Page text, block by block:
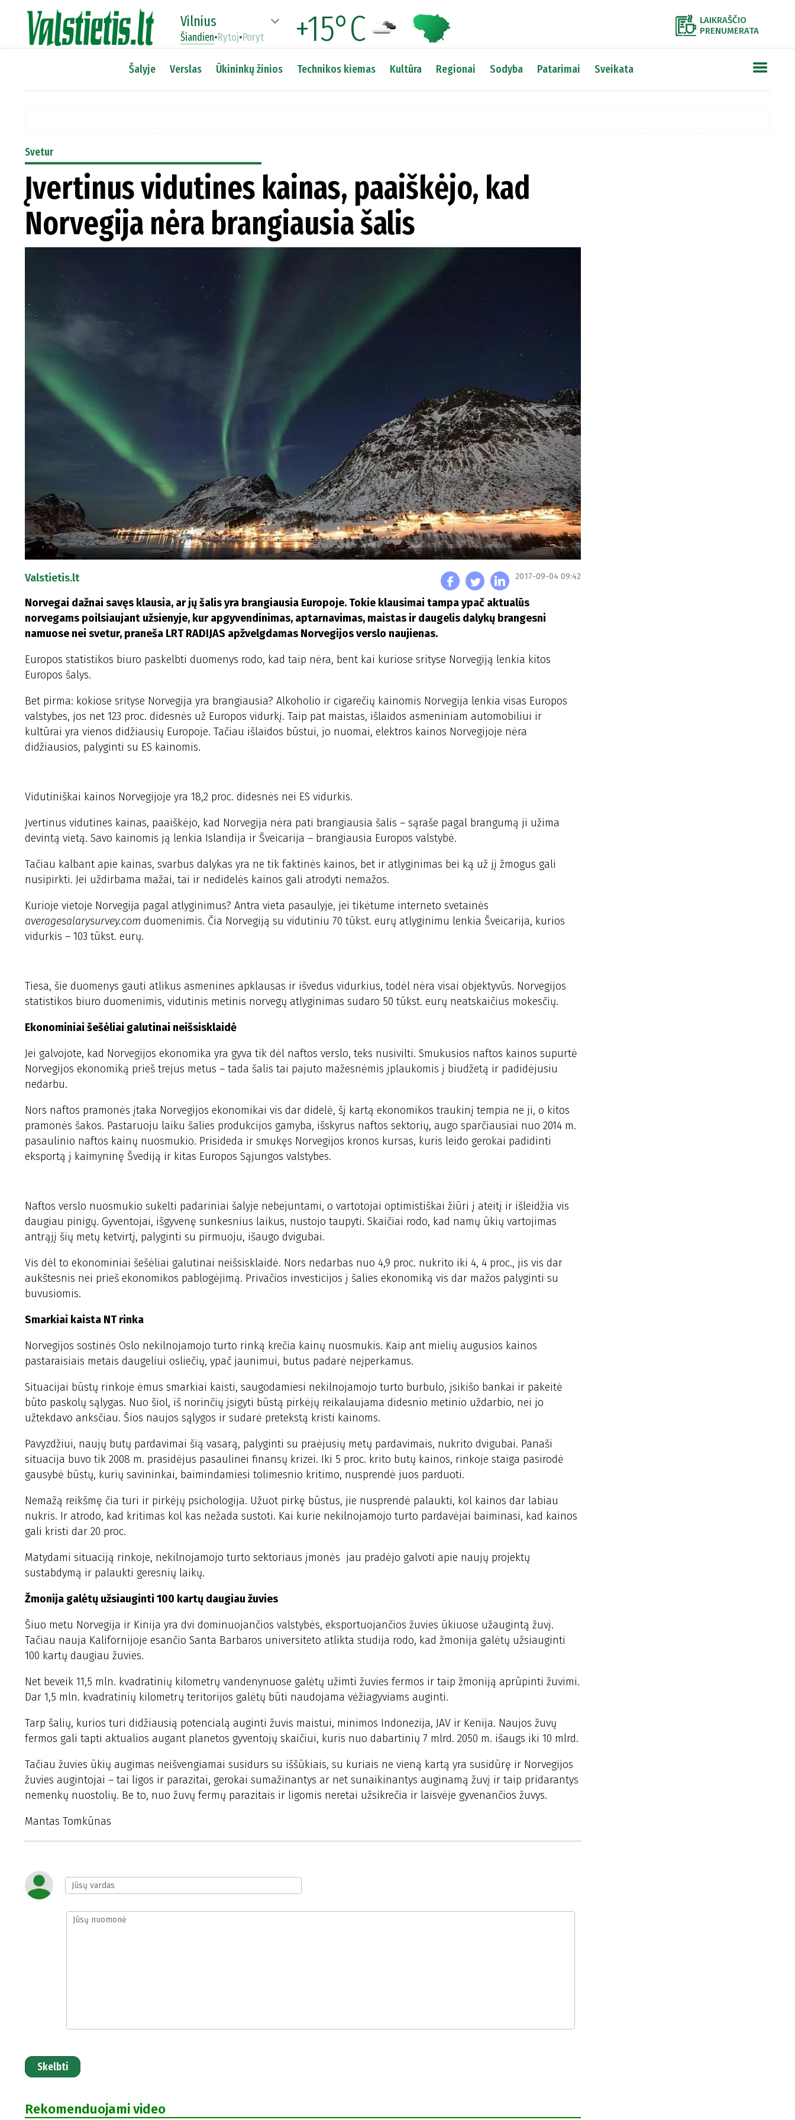
Vilnius +15°C
Šiandien•Rytoj•Poryt
LAIKRAŠČIO
PRENUMERATA
Šalyje Verslas Ūkininkų žinios Technikos kiemas Kultūra Regionai Sodyba Patarimai Sveikata
Svetur
Įvertinus vidutines kainas, paaiškėjo, kad
Norvegija nėra brangiausia šalis
Valstietis.lt 2017-09-04 09:42
Norvegai dažnai savęs klausia, ar jų šalis yra brangiausia Europoje. Tokie klausimai tampa ypač aktualūs
norvegams poilsiaujant užsienyje, kur apgyvendinimas, aptarnavimas, maistas ir daugelis dalykų brangesni
namuose nei svetur, praneša LRT RADIJAS apžvelgdamas Norvegijos verslo naujienas.
Europos statistikos biuro paskelbti duomenys rodo, kad taip nėra, bent kai kuriose srityse Norvegiją lenkia kitos
Europos šalys.
Bet pirma: kokiose srityse Norvegija yra brangiausia? Alkoholio ir cigarečių kainomis Norvegija lenkia visas Europos
valstybes, jos net 123 proc. didesnės už Europos vidurkį. Taip pat maistas, išlaidos asmeniniam automobiliui ir
kultūrai yra vienos didžiausių Europoje. Tačiau išlaidos būstui, jo nuomai, elektros kainos Norvegijoje nėra
didžiausios, palyginti su ES kainomis.
Vidutiniškai kainos Norvegijoje yra 18,2 proc. didesnės nei ES vidurkis.
Įvertinus vidutines kainas, paaiškėjo, kad Norvegija nėra pati brangiausia šalis – sąraše pagal brangumą ji užima
devintą vietą. Savo kainomis ją lenkia Islandija ir Šveicarija – brangiausia Europos valstybė.
Tačiau kalbant apie kainas, svarbus dalykas yra ne tik faktinės kainos, bet ir atlyginimas bei ką už jį žmogus gali
nusipirkti. Jei uždirbama mažai, tai ir nedidelės kainos gali atrodyti nemažos.
Kurioje vietoje Norvegija pagal atlyginimus? Antra vieta pasaulyje, jei tikėtume interneto svetainės
averagesalarysurvey.com duomenimis. Čia Norvegiją su vidutiniu 70 tūkst. eurų atlyginimu lenkia Šveicarija, kurios
vidurkis – 103 tūkst. eurų.
Tiesa, šie duomenys gauti atlikus asmenines apklausas ir išvedus vidurkius, todėl nėra visai objektyvūs. Norvegijos
statistikos biuro duomenimis, vidutinis metinis norvegų atlyginimas sudaro 50 tūkst. eurų neatskaičius mokesčių.
Ekonominiai šešėliai galutinai neišsisklaidė
Jei galvojote, kad Norvegijos ekonomika yra gyva tik dėl naftos verslo, teks nusivilti. Smukusios naftos kainos supurtė
Norvegijos ekonomiką prieš trejus metus – tada šalis tai pajuto mažesnėmis įplaukomis į biudžetą ir padidėjusiu
nedarbu.
Nors naftos pramonės įtaka Norvegijos ekonomikai vis dar didelė, šį kartą ekonomikos traukinį tempia ne ji, o kitos
pramonės šakos. Pastaruoju laiku šalies produkcijos gamyba, išskyrus naftos sektorių, augo sparčiausiai nuo 2014 m.
pasaulinio naftos kainų nuosmukio. Prisideda ir smukęs Norvegijos kronos kursas, kuris leido gerokai padidinti
eksportą į kaimyninę Švediją ir kitas Europos Sąjungos valstybes.
Naftos verslo nuosmukio sukelti padariniai šalyje nebejuntami, o vartotojai optimistiškai žiūri į ateitį ir išleidžia vis
daugiau pinigų. Gyventojai, išgyvenę sunkesnius laikus, nustojo taupyti. Skaičiai rodo, kad namų ūkių vartojimas
antrąjį šių metų ketvirtį, palyginti su pirmuoju, išaugo dvigubai.
Vis dėl to ekonominiai šešėliai galutinai neišsisklaidė. Nors nedarbas nuo 4,9 proc. nukrito iki 4, 4 proc., jis vis dar
aukštesnis nei prieš ekonomikos pablogėjimą. Privačios investicijos į šalies ekonomiką vis dar mažos palyginti su
buvusiomis.
Smarkiai kaista NT rinka
Norvegijos sostinės Oslo nekilnojamojo turto rinką krečia kainų nuosmukis. Kaip ant mielių augusios kainos
pastaraisiais metais daugeliui osliečių, ypač jaunimui, butus padarė neįperkamus.
Situacijai būstų rinkoje ėmus smarkiai kaisti, saugodamiesi nekilnojamojo turto burbulo, įsikišo bankai ir pakeitė
būto paskolų sąlygas. Nuo šiol, iš norinčių įsigyti būstą pirkėjų reikalaujama didesnio metinio uždarbio, nei jo
užtekdavo anksčiau. Šios naujos sąlygos ir sudarė pretekstą kristi kainoms.
Pavyzdžiui, naujų butų pardavimai šią vasarą, palyginti su praėjusių metų pardavimais, nukrito dvigubai. Panaši
situacija buvo tik 2008 m. prasidėjus pasaulinei finansų krizei. Iki 5 proc. krito butų kainos, rinkoje staiga pasirodė
gausybė būstų, kurių savininkai, baimindamiesi tolimesnio kritimo, nusprendė juos parduoti.
Nemažą reikšmę čia turi ir pirkėjų psichologija. Užuot pirkę būstus, jie nusprendė palaukti, kol kainos dar labiau
nukris. Ir atrodo, kad kritimas kol kas nežada sustoti. Kai kurie nekilnojamojo turto pardavėjai baiminasi, kad kainos
gali kristi dar 20 proc.
Matydami situaciją rinkoje, nekilnojamojo turto sektoriaus įmonės jau pradėjo galvoti apie naujų projektų
sustabdymą ir palaukti geresnių laikų.
Žmonija galėtų užsiauginti 100 kartų daugiau žuvies
Šiuo metu Norvegija ir Kinija yra dvi dominuojančios valstybės, eksportuojančios žuvies ūkiuose užaugintą žuvį.
Tačiau nauja Kalifornijoje esančio Santa Barbaros universiteto atlikta studija rodo, kad žmonija galėtų užsiauginti
100 kartų daugiau žuvies.
Net beveik 11,5 mln. kvadratinių kilometrų vandenynuose galėtų užimti žuvies fermos ir taip žmoniją aprūpinti žuvimi.
Dar 1,5 mln. kvadratinių kilometrų teritorijos galėtų būti naudojama vėžiagyviams auginti.
Tarp šalių, kurios turi didžiausią potencialą auginti žuvis maistui, minimos Indonezija, JAV ir Kenija. Naujos žuvų
fermos gali tapti aktualios augant planetos gyventojų skaičiui, kuris nuo dabartinių 7 mlrd. 2050 m. išaugs iki 10 mlrd.
Tačiau žuvies ūkių augimas neišvengiamai susidurs su iššūkiais, su kuriais ne vieną kartą yra susidūrę ir Norvegijos
žuvies augintojai – tai ligos ir parazitai, gerokai sumažinantys ar net sunaikinantys auginamą žuvį ir taip pridarantys
nemenkų nuostolių. Be to, nuo žuvų fermų parazitais ir ligomis neretai užsikrečia ir laisvėje gyvenančios žuvys.
Mantas Tomkūnas
Skelbti
Rekomenduojami video